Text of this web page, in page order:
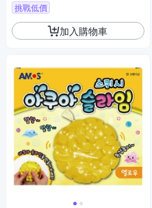
挑戰低價
加入購物車